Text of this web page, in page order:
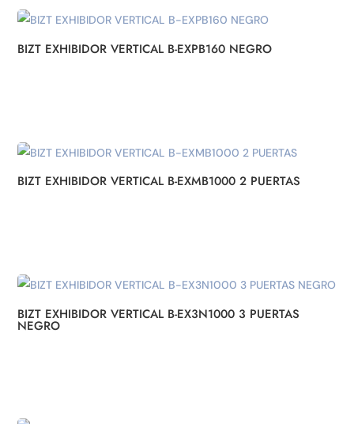
BIZT EXHIBIDOR VERTICAL B-EXPB160 NEGRO
BIZT EXHIBIDOR VERTICAL B-EXMB1000 2 PUERTAS
BIZT EXHIBIDOR VERTICAL B-EX3N1000 3 PUERTAS
NEGRO